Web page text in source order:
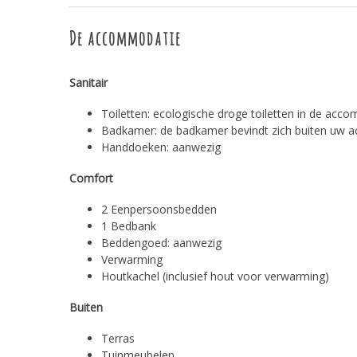
De accommodatie
Sanitair
Toiletten: ecologische droge toiletten in de
Badkamer: de badkamer bevindt zich buiten uw
Handdoeken: aanwezig
Comfort
2 Eenpersoonsbedden
1 Bedbank
Beddengoed: aanwezig
Verwarming
Houtkachel (inclusief hout voor verwarming)
Buiten
Terras